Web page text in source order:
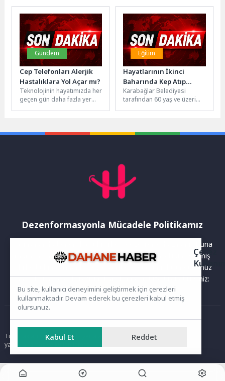
yazar Burhan Sönmez, 10
Ağustos Pazartesi...
Başkanı Necati Topaloğlu,
Kemer Belediye Başkan
Yardımcısı Semih...
Gündem
Cep Telefonları Alerjik
Hastalıklara Yol Açar mı?
Teknolojinin hayatımızda her
geçen gün daha fazla yer
Eğitim
Hayatlarının İkinci
Baharında Kep Atıp
Mezun Oldular
Karabağlar Belediyesi
tarafından 60 yaş ve üzeri
desteklemek...
Dezenformasyonla Mücadele Politikamız
Yayınlanan haberler doğruluk ilkesi gözetilerek hazırlanır. Buna
rağmen bazı içeriklerde eksik, hatalı veya güncelliğini yitirmiş
bilgiler bulunabilir.Yanlış veya yanıltıcı olduğunu düşündüğünüz
haberleri aşağıdaki iletişim kanallarından bize bildirebilirsiniz:
Ana Sayfa
Tüm hakları saklıdır. Sitede yer alan içerikler izinsiz kopyalanamaz,
yayımlanamaz ve kullanılamaz.
Çerez
Bu site, kullanıcı deneyimini geliştirmek için çerezleri
kullanmaktadır. Devam ederek bu çerezleri kabul etmiş
olursunuz.
Kabul Et Reddet